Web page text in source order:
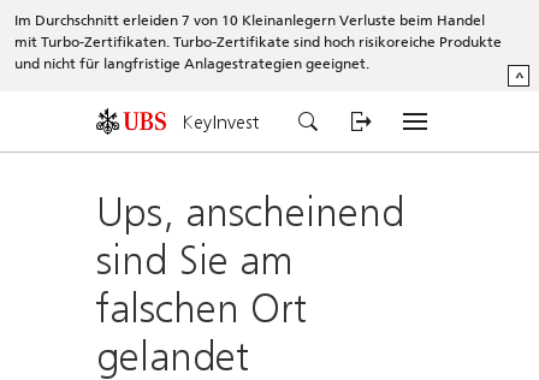
Im Durchschnitt erleiden 7 von 10 Kleinanlegern Verluste beim Handel
mit Turbo-Zertifikaten. Turbo-Zertifikate sind hoch risikoreiche Produkte
und nicht für langfristige Anlagestrategien geeignet.
^
KeyInvest
Ups, anscheinend
sind Sie am
falschen Ort
gelandet